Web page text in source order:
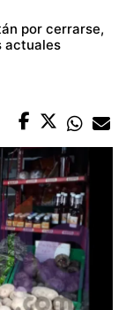
por cerrarse,
actuales